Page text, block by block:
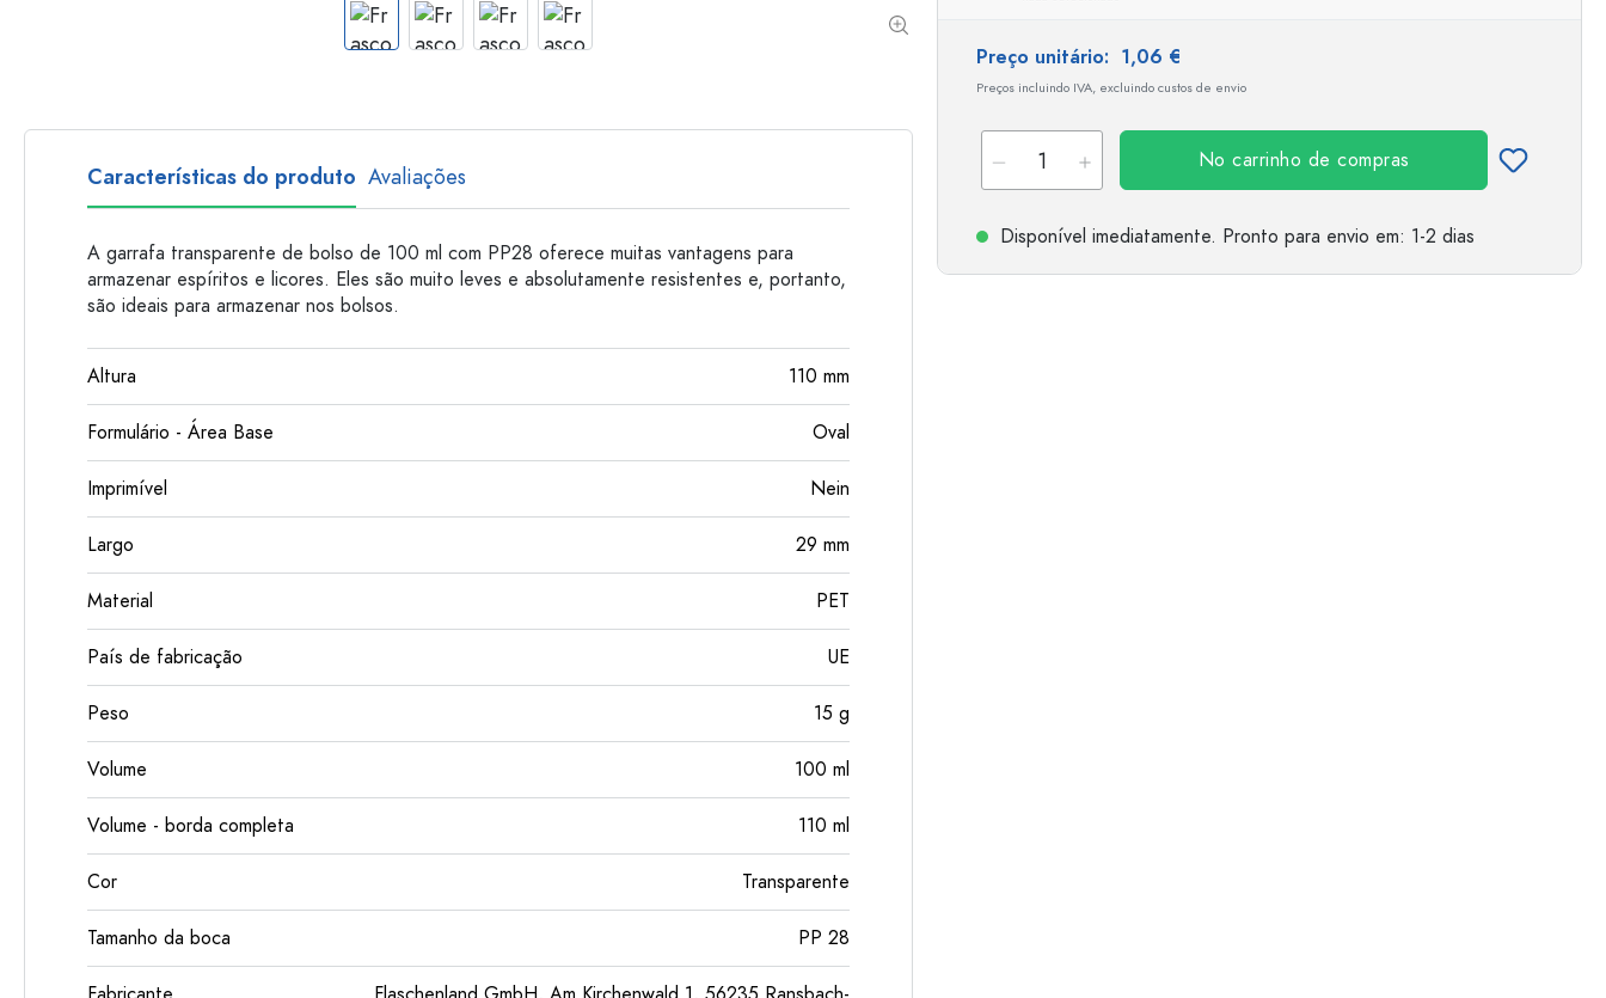
Garrafas de plastico
Preço unitário: 1,06 €
Preços incluindo IVA, excluindo custos de envio
No carrinho de compras
Disponível imediatamente. Pronto para envio em: 1-2 dias
Características do produto Avaliações
A garrafa transparente de bolso de 100 ml com PP28 oferece muitas vantagens para
armazenar espíritos e licores. Eles são muito leves e absolutamente resistentes e, portanto,
são ideais para armazenar nos bolsos.
Altura 110 mm
Formulário - Área Base Oval
Imprimível Nein
Largo 29 mm
Material PET
País de fabricação UE
Peso 15 g
Volume 100 ml
Volume - borda completa 110 ml
Cor Transparente
Tamanho da boca PP 28